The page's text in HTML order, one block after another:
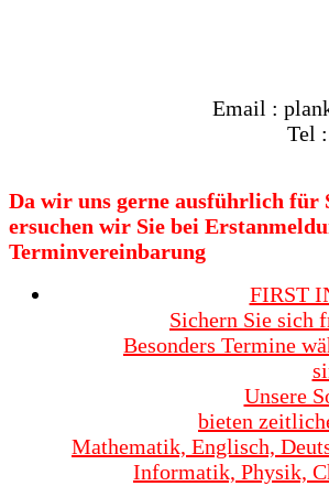
Email :
Tel
Da wir uns gerne ausführlich für
ersuchen wir Sie bei
Terminvereinbarung
FIRST
Sichern Sie sich
Besonders Termine
Unsere
bieten
Mathematik, Englisch,
Informatik, Physik,